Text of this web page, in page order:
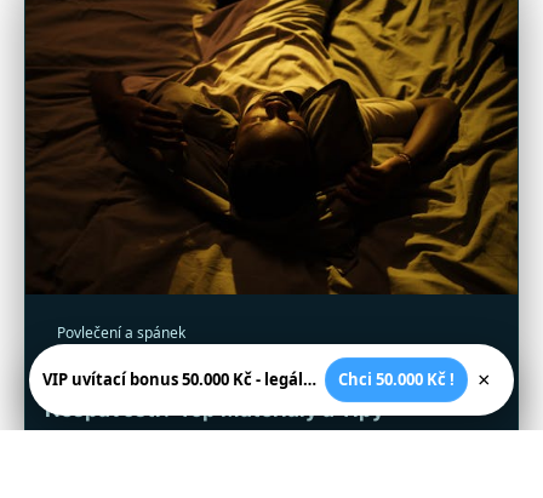
Povlečení a spánek
Jaké Povlečení Zlepší Spánek Při
Nespavosti? Top Materiály a Tipy
VIP uvítací bonus 50.000 Kč - legální české kasíno Chci 50.000 Kč ! ×